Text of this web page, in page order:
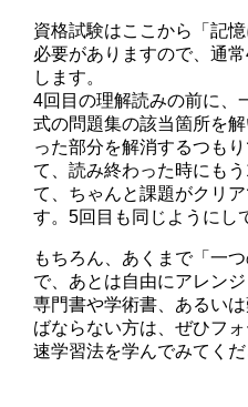
資格試験はここから「記
必要がありますので、通
します。
4回目の理解読みの前に、
式の問題集の該当箇所を
った部分を解消するつも
て、読み終わった時にも
て、ちゃんと課題がクリ
す。5回目も同じようにし
もちろん、あくまで「一
で、あとは自由にアレンジ
専門書や学術書、あるい
ばならない方は、ぜひフ
速学習法を学んでみてくだ